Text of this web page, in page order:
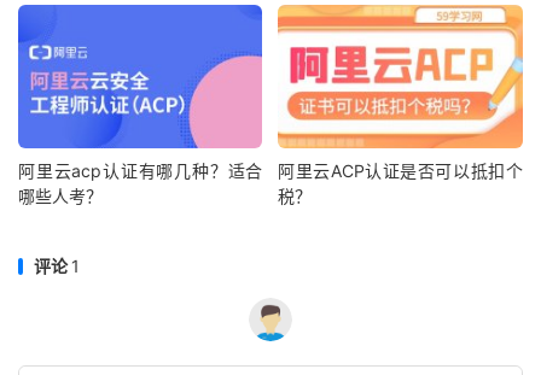
阿里云acp认证有哪几种？适合
哪些人考？
阿里云ACP认证是否可以抵扣个
税？
评论1